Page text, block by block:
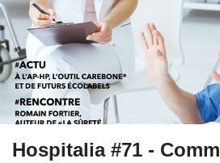
Hospitalia #71 -